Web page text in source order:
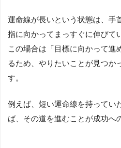
運命線が長いという状態は、手
指に向かってまっすぐに伸びて
この場合は「目標に向かって進
るため、やりたいことが見つか
す。
例えば、短い運命線を持ってい
ば、その道を進むことが成功へ